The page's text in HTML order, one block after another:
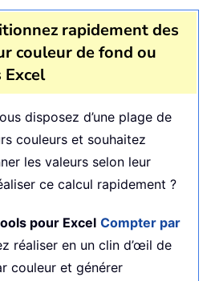
rapidement des
couleur de fond ou
disposez d’une plage de
couleurs et souhaitez
les valeurs selon leur
ce calcul rapidement ?
pour Excel Compter par
réaliser en un clin d’œil de
couleur et générer